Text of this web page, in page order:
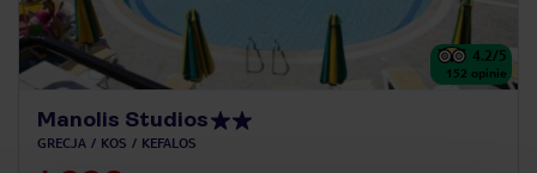
4.2/5
152 opinie
Manolis Studios
GRECJA KOS KEFALOS